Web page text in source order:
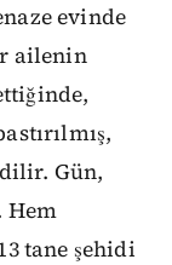
evinde
ailenin
Gün,
Hem
tane şehidi